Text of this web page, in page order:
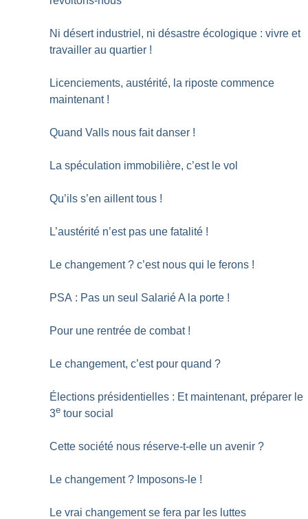
Ni désert industriel, ni désastre écologique : vivre et
travailler au quartier !
Licenciements, austérité, la riposte commence
maintenant !
Quand Valls nous fait danser !
La spéculation immobilière, c’est le vol
Qu’ils s’en aillent tous !
L’austérité n’est pas une fatalité !
Le changement ? c’est nous qui le ferons !
PSA : Pas un seul Salarié A la porte !
Pour une rentrée de combat !
Le changement, c’est pour quand ?
Élections présidentielles : Et maintenant, préparer le
3e tour social
Cette société nous réserve-t-elle un avenir ?
Le changement ? Imposons-le !
Le vrai changement se fera par les luttes